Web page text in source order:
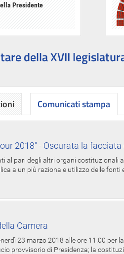
Presidente
della XVII
Comunicati stampa
2018" - Oscurata la
al pari degli altri organi costituzionali
a un più razionale utilizzo delle fonti
Camera
23 marzo 2018 alle ore 11.00 per
provvisorio di Presidenza; la